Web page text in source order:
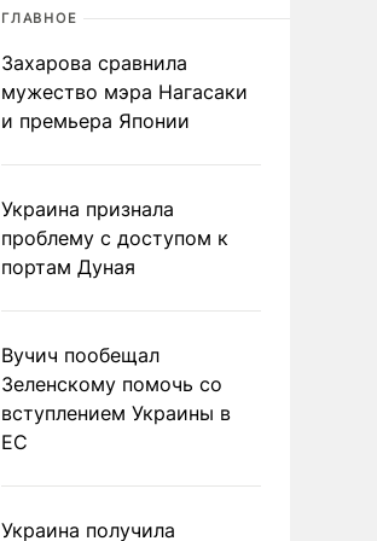
ГЛАВНОЕ
Захарова сравнила
мужество мэра Нагасаки
и премьера Японии
Украина признала
проблему с доступом к
портам Дуная
Вучич пообещал
Зеленскому помочь со
вступлением Украины в
ЕС
Украина получила